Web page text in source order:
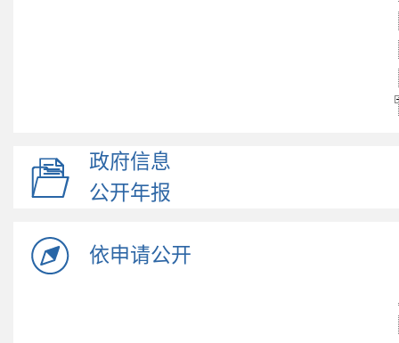
政府信息
公开年报
依申请公开